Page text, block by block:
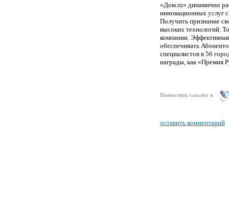
«Дом.ru» динамично
инновационных услуг
Получить признание
высоких технологий.
компании.
обеспечивать
специалистов в 56
награды, как «Премия
Поместить ссылку в
оставить комментарий